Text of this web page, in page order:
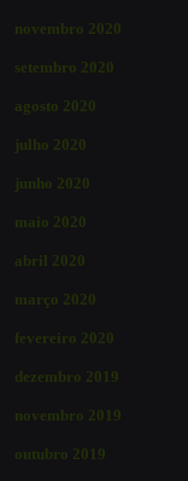
novembro 2020
setembro 2020
agosto 2020
julho 2020
junho 2020
maio 2020
abril 2020
março 2020
fevereiro 2020
dezembro 2019
novembro 2019
outubro 2019